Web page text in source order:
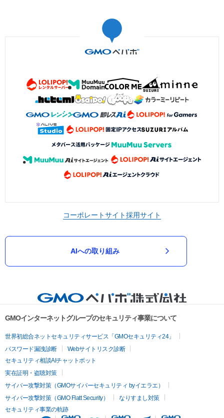
コーポレートサイト採用サイト
AIへの取り組み
GMOインターネットグループのセキュリティ事業について
世界初総合ネットセキュリティサービス「GMOセキュリティ24」
パスワード漏洩診断
Webサイトリスク診断
セキュリティ相談AIチャットボット
実在証明・盗聴対策
サイバー攻撃対策（GMOサイバーセキュリティ byイエラエ）
サイバー攻撃対策（GMO Flatt Security）
なりすまし対策
セキュリティ事業の軌跡